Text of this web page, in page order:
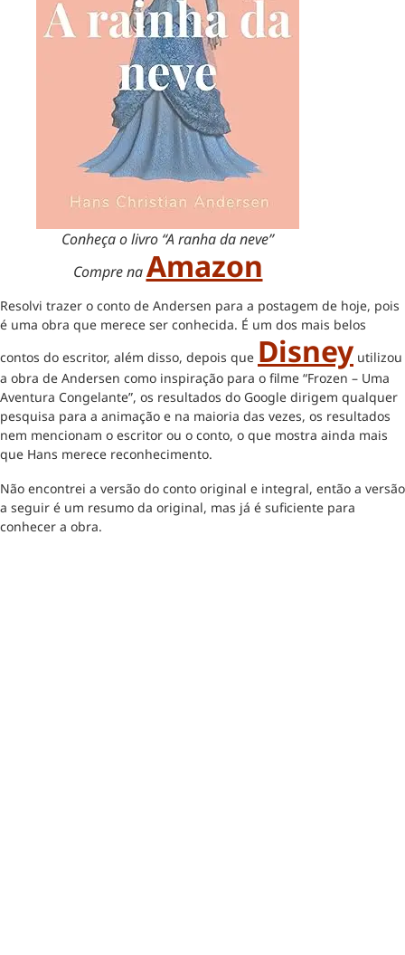
Conheça o livro “A ranha da neve”
Compre naAmazon
Resolvi trazer o conto de Andersen para a postagem de hoje, pois
é uma obra que merece ser conhecida. É um dos mais belos
contos do escritor, além disso, depois que Disney utilizou
a obra de Andersen como inspiração para o filme “Frozen – Uma
Aventura Congelante”, os resultados do Google dirigem qualquer
pesquisa para a animação e na maioria das vezes, os resultados
nem mencionam o escritor ou o conto, o que mostra ainda mais
que Hans merece reconhecimento.
Não encontrei a versão do conto original e integral, então a versão
a seguir é um resumo da original, mas já é suficiente para
conhecer a obra.